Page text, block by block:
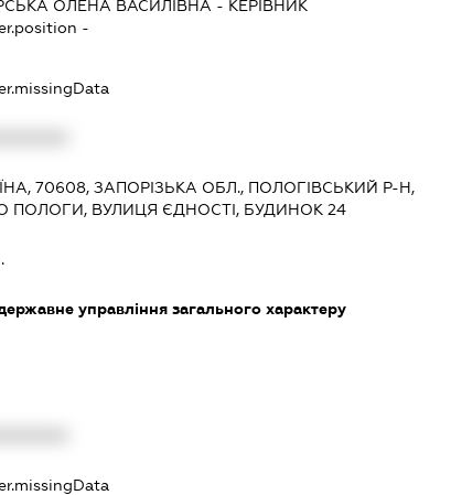
ОЛЕНА ВАСИЛІВНА - КЕРІВНИК
-
70608, ЗАПОРІЗЬКА ОБЛ., ПОЛОГІВСЬКИЙ Р-Н,
ПОЛОГИ, ВУЛИЦЯ ЄДНОСТІ, БУДИНОК 24
управління загального характеру